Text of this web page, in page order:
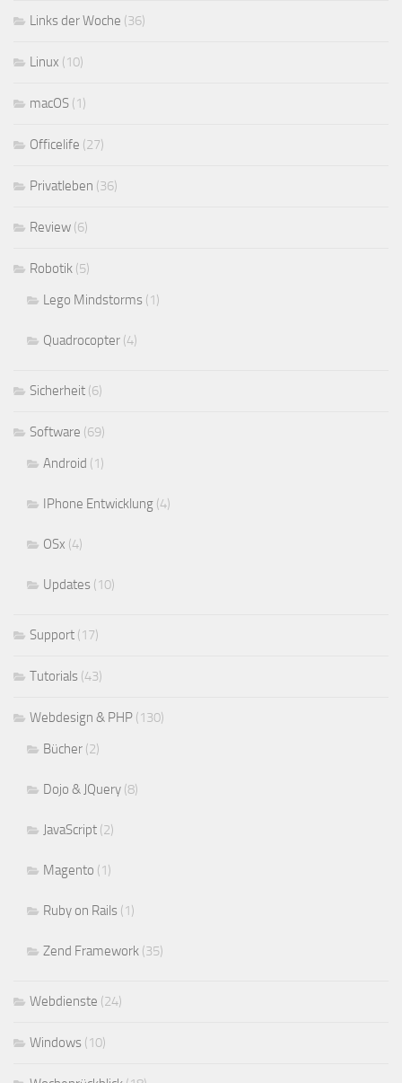
Links der Woche (36)
Linux (10)
macOS (1)
Officelife (27)
Privatleben (36)
Review (6)
Robotik (5)
Lego Mindstorms (1)
Quadrocopter (4)
Sicherheit (6)
Software (69)
Android (1)
IPhone Entwicklung (4)
OSx (4)
Updates (10)
Support (17)
Tutorials (43)
Webdesign & PHP (130)
Bücher (2)
Dojo & JQuery (8)
JavaScript (2)
Magento (1)
Ruby on Rails (1)
Zend Framework (35)
Webdienste (24)
Windows (10)